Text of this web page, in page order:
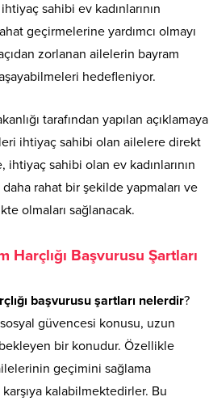
sahibi ev kadınlarının
geçirmelerine yardımcı olmayı
zorlanan ailelerin bayram
hedefleniyor.
tarafından yapılan açıklamaya
ihtiyaç sahibi olan ailelere direkt
ihtiyaç sahibi olan ev kadınlarının
daha rahat bir şekilde yapmaları ve
olmaları sağlanacak.
Harçlığı Başvurusu Şartları
başvurusu şartları nelerdir?
sosyal güvencesi konusu, uzun
bir konudur. Özellikle
geçimini sağlama
kalabilmektedirler. Bu